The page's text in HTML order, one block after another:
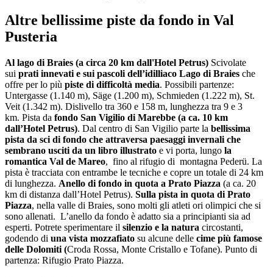
Altre bellissime piste da fondo in Val
Pusteria
Al lago di Braies (a circa 20 km dall'Hotel Petrus) Scivolate
sui prati innevati e sui pascoli dell’idilliaco Lago di Braies che
offre per lo più piste di difficoltà media. Possibili partenze:
Untergasse (1.140 m), Säge (1.200 m), Schmieden (1.222 m), St.
Veit (1.342 m). Dislivello tra 360 e 158 m, lunghezza tra 9 e 3
km. Pista da fondo San Vigilio di Marebbe (a ca. 10 km
dall’Hotel Petrus). Dal centro di San Vigilio parte la bellissima
pista da sci di fondo che attraversa paesaggi invernali che
sembrano usciti da un libro illustrato e vi porta, lungo la
romantica Val de Mareo, fino al rifugio di montagna Pederü. La
pista è tracciata con entrambe le tecniche e copre un totale di 24 km
di lunghezza. Anello di fondo in quota a Prato Piazza (a ca. 20
km di distanza dall’Hotel Petrus). Sulla pista in quota di Prato
Piazza, nella valle di Braies, sono molti gli atleti ori olimpici che si
sono allenati. L’anello da fondo è adatto sia a principianti sia ad
esperti. Potrete sperimentare il silenzio e la natura circostanti,
godendo di una vista mozzafiato su alcune delle cime più famose
delle Dolomiti (Croda Rossa, Monte Cristallo e Tofane). Punto di
partenza: Rifugio Prato Piazza.